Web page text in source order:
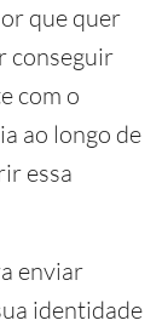
que quer
conseguir
com o
ao longo de
essa
enviar
identidade